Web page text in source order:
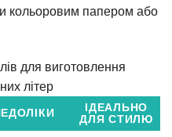
кольоровим папером або
для виготовлення
літер
ІДЕАЛЬНО
ДЛЯ СТИЛЮ